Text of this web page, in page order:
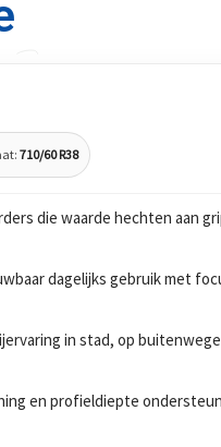
710/60 R38
die waarde hechten aan
dagelijks gebruik met
in stad, op
en profieldiepte